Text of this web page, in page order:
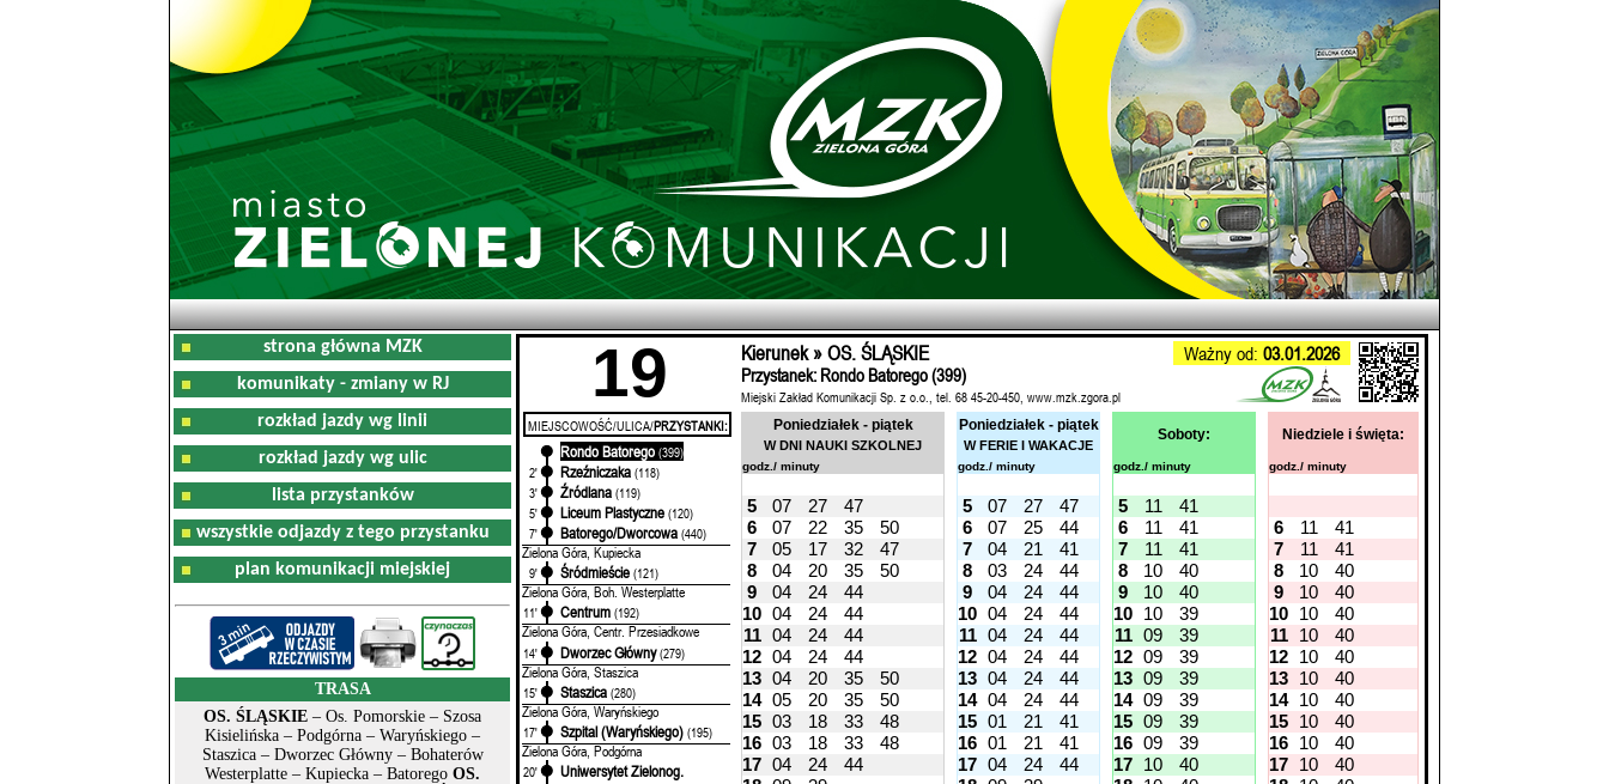
strona główna MZK
komunikaty - zmiany w RJ
rozkład jazdy wg linii
rozkład jazdy wg ulic
lista przystanków
wszystkie odjazdy z tego przystanku
plan komunikacji miejskiej
TRASA
OS. ŚLĄSKIE – Os. Pomorskie – Szosa
Kisielińska – Podgórna – Waryńskiego –
Staszica – Dworzec Główny – Bohaterów
Westerplatte – Kupiecka – Batorego OS.
19 Kierunek » OS. ŚLĄSKIE Ważny od: 03.01.2026
Przystanek: Rondo Batorego (399)
Miejski Zakład Komunikacji Sp. z o.o., tel. 68 45-20-450, www.mzk.zgora.pl
MIEJSCOWOŚĆ/ULICA/PRZYSTANKI:
Rondo Batorego (399)
2'
Rzeźniczaka (118)
3'
Źródlana (119)
5'
Liceum Plastyczne (120)
7'
Batorego/Dworcowa (440)
Zielona Góra, Kupiecka
9' Śródmieście (121)
Zielona Góra, Boh. Westerplatte
11' Centrum (192)
Zielona Góra, Centr. Przesiadkowe
14' Dworzec Główny (279)
Zielona Góra, Staszica
15' Staszica (280)
Zielona Góra, Waryńskiego
17' Szpital (Waryńskiego) (195)
Zielona Góra, Podgórna
20'
Uniwersytet Zielonog.
Poniedziałek - piątek
W DNI NAUKI SZKOLNEJ
Poniedziałek - piątek
W FERIE I WAKACJE
Soboty: Niedziele i święta:
godz./ minuty godz./ minuty godz./ minuty godz./ minuty
5 07 27 47 5 07 27 47 5 11
41
6
07 22 35 50 6 07 25 44 6 11 41 6 11
41
7
05 17 32 47 7 04 21 41 7 11 41 7 11
41
8
04 20 35 50 8 03 24 44 8 10 40 8 10
40
9
04 24 44 9 04 24 44 9 10 40 9 10
40
10 04 24 44 10 04 24 44 10 10 39 10 10
40
11 04 24 44 11 04 24 44 11 09 39 11 10
40
12 04 24 44 12 04 24 44 12 09 39 12 10
40
13 04 20 35 50 13 04 24 44 13 09 39 13 10
40
14 05 20 35 50 14 04 24 44 14 09 39 14 10
40
15 03 18 33 48 15 01 21 41 15 09 39 15 10
40
16 03 18 33 48 16 01 21 41 16 09 39 16 10
40
17 04 24 44 17 04 24 44 17 10 40 17 10
40